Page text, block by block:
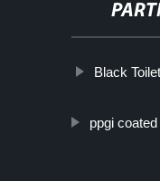
Black Toilet
ppgi